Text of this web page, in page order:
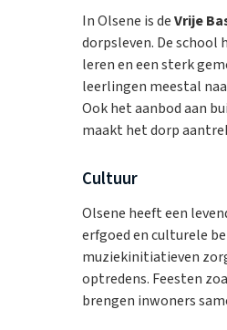
In Olsene is deVrije
dorpsleven. De school
leren en een sterk
leerlingen meestal
Ook het aanbod aan
maakt het dorp
Cultuur
Olsene heeft een
erfgoed en culturele
muziekinitiatieven
optredens. Feesten
brengen inwoners